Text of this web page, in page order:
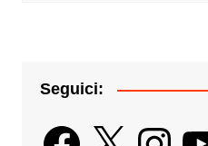
Seguici:
Facebook
X Instagram